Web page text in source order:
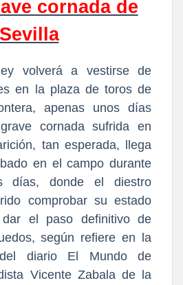
cornada de
Sevilla
volverá a vestirse de
en la plaza de toros de
apenas unos días
cornada sufrida en
tan esperada, llega
en el campo durante
días, donde el diestro
comprobar su estado
el paso definitivo de
según refiere en la
diario El Mundo de
Vicente Zabala de la